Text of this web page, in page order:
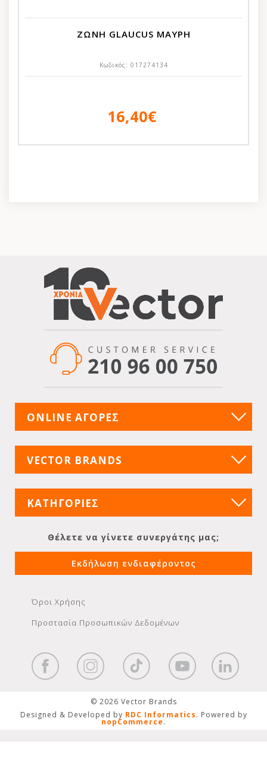
ΖΩΝΗ GLAUCUS ΜΑΥΡΗ
Κωδικός: 017274134
16,40€
ONLINE ΑΓΟΡΕΣ
VECTOR BRANDS
ΚΑΤΗΓΟΡΙΕΣ
Θέλετε να γίνετε συνεργάτης μας;
Εκδήλωση ενδιαφέροντος
Όροι Χρήσης
Προστασία Προσωπικών Δεδομένων
© 2026 Vector Brands
Designed & Developed by RDC Informatics. Powered by
nopCommerce.